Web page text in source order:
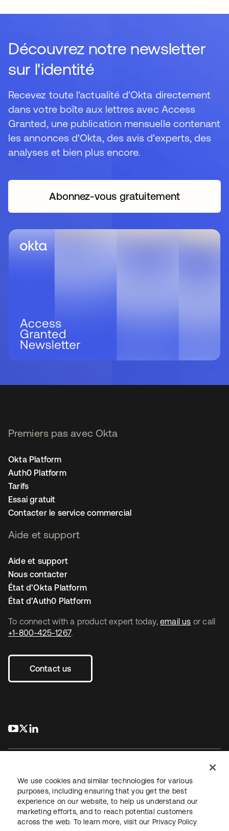
Découvrez notre newsletter
sur l'identité
Recevez toute l'actualité d'Okta directement
dans votre boîte aux lettres avec Access
Granted, une publication mensuelle contenant
les annonces d'Okta, des avis d'experts, des
analyses et bien plus encore.
Abonnez-vous gratuitement
s’ouvre dans un nouvel
To connect with a product expert today, email us or call
+1-800-425-1267.
Contact us
s’ouvre dans un nouvel onglet
s’ouvre dans un nouvel onglet
Premiers pas avec Okta
Okta Platform
Auth0 Platform
Tarifs
Essai gratuit
Contacter le service commercial
Aide et support
Aide et support
Nous contacter
État d’Okta Platform
État d’Auth0 Platform
JuridiquePolitique de confidentialité
Conditions d’utilisation du siteSécuritéPlan du site
Paramètres des cookies
We use cookies and similar technologies for various
purposes, including ensuring that you get the best
experience on our website, to help us understand our
marketing efforts, and to reach potential customers
across the web. To learn more, visit our Privacy Policy